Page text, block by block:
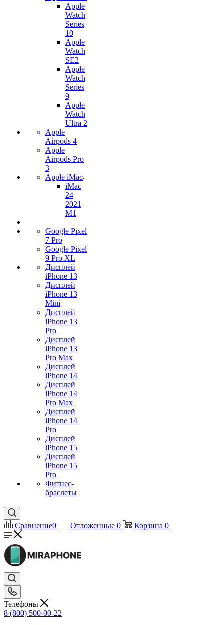
Apple
Watch
Series
10
Apple
Watch
SE2
Apple
Watch
Series
9
Apple
Watch
Ultra 2
Apple
Airpods 4
Apple
Airpods Pro
3
Apple iMac
iMac
24
2021
M1
Google Pixel
7 Pro
Google Pixel
9 Pro XL
Дисплей
iPhone 13
Дисплей
iPhone 13
Mini
Дисплей
iPhone 13
Pro
Дисплей
iPhone 13
Pro Max
Дисплей
iPhone 14
Дисплей
iPhone 14
Pro Max
Дисплей
iPhone 14
Pro
Дисплей
iPhone 15
Дисплей
iPhone 15
Pro
Фитнес-
браслеты
Сравнение0 Отложенные 0 Корзина 0
Телефоны
8 (800) 500-00-22